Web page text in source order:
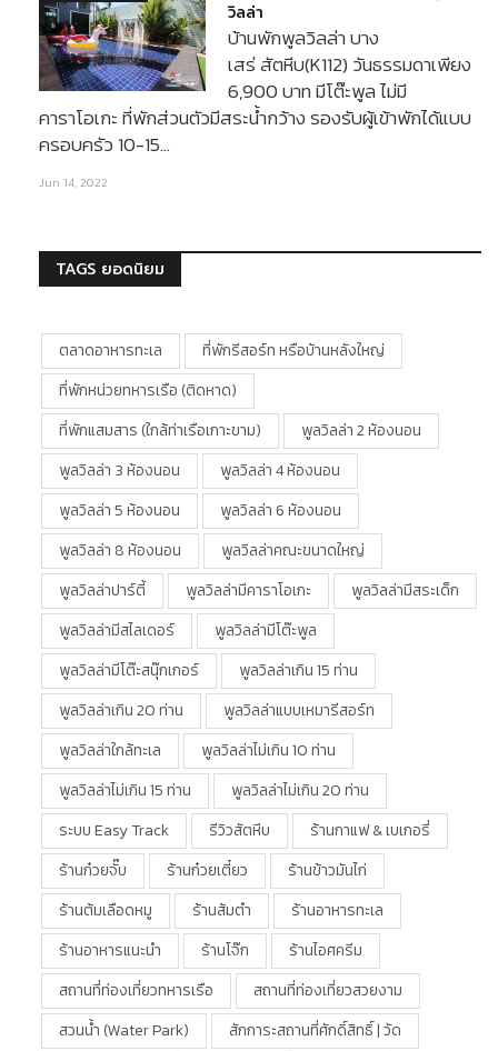
วิลล่า
บ้านพักพูลวิลล่า บาง
เสร่ สัตหีบ(K112) วันธรรมดาเพียง
6,900 บาท มีโต๊ะพูล ไม่มี
คาราโอเกะ ที่พักส่วนตัวมีสระน้ำกว้าง รองรับผู้เข้าพักได้แบบ
ครอบครัว 10-15…
Jun 14, 2022
TAGS ยอดนิยม
ตลาดอาหารทะเล
ที่พักรีสอร์ท หรือบ้านหลังใหญ่
ที่พักหน่วยทหารเรือ (ติดหาด)
ที่พักแสมสาร (ใกล้ท่าเรือเกาะขาม)
พูลวิลล่า 2 ห้องนอน
พูลวิลล่า 3 ห้องนอน
พูลวิลล่า 4 ห้องนอน
พูลวิลล่า 5 ห้องนอน
พูลวิลล่า 6 ห้องนอน
พูลวิลล่า 8 ห้องนอน
พูลวิลล่าคณะขนาดใหญ่
พูลวิลล่าปาร์ตี้
พูลวิลล่ามีคาราโอเกะ
พูลวิลล่ามีสระเด็ก
พูลวิลล่ามีสไลเดอร์
พูลวิลล่ามีโต๊ะพูล
พูลวิลล่ามีโต๊ะสนุ๊กเกอร์
พูลวิลล่าเกิน 15 ท่าน
พูลวิลล่าเกิน 20 ท่าน
พูลวิลล่าแบบเหมารีสอร์ท
พูลวิลล่าใกล้ทะเล
พูลวิลล่าไม่เกิน 10 ท่าน
พูลวิลล่าไม่เกิน 15 ท่าน
พูลวิลล่าไม่เกิน 20 ท่าน
ระบบ Easy Track
รีวิวสัตหีบ
ร้านกาแฟ & เบเกอรี่
ร้านก๋วยจั๊บ
ร้านก๋วยเตี๋ยว
ร้านข้าวมันไก่
ร้านต้มเลือดหมู
ร้านส้มตำ
ร้านอาหารทะเล
ร้านอาหารแนะนำ
ร้านโจ๊ก
ร้านไอศครีม
สถานที่ท่องเที่ยวทหารเรือ
สถานที่ท่องเที่ยวสวยงาม
สวนน้ำ (water Park)
สักการะสถานที่ศักดิ์สิทธิ์ | วัด